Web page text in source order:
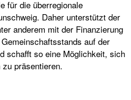
für die überregionale
Daher unterstützt der
anderem mit der Finanzierung
auf der
schafft so eine Möglichkeit, sich
präsentieren.